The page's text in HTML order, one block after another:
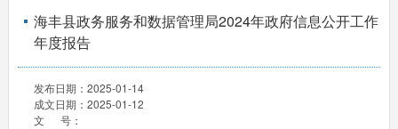
海丰县政务服务和数据管理局2024年政府信息公开工作
年度报告
发布日期： 2025-01-14
成文日期： 2025-01-12
文 号：